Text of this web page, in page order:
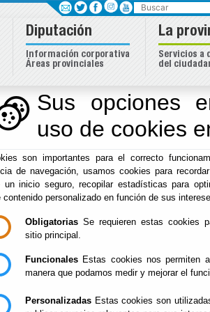
Sus opciones
uso de cookies
son importantes para el correcto
de navegación, usamos cookies para
un inicio seguro, recopilar estadísticas para
contenido personalizado en función de sus
Obligatorias Se requieren estas cookies
sitio principal.
Funcionales Estas cookies nos permiten
manera que podamos medir y mejorar el
Personalizadas Estas cookies son
Inicio -Diputación - Festivales
FICAL 2026-
CERTAMEN
SERIES DE
FICAL 2026-
CERTAMEN
NACIONAL DE
Buscar
Diputación
Información corporativa
Áreas provinciales
La
Servicios a
del